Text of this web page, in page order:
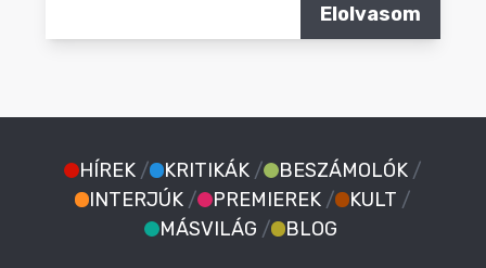
Elolvasom
HÍREK / KRITIKÁK / BESZÁMOLÓK /
INTERJÚK / PREMIEREK / KULT /
MÁSVILÁG / BLOG